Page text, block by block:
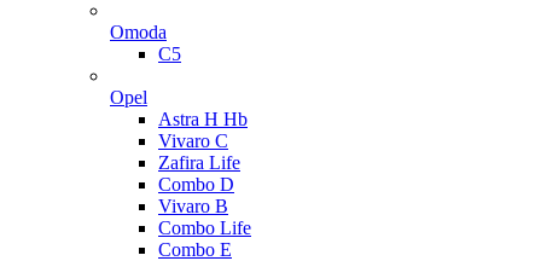
Omoda
C5
Opel
Astra H Hb
Vivaro C
Zafira Life
Combo D
Vivaro B
Combo Life
Combo E